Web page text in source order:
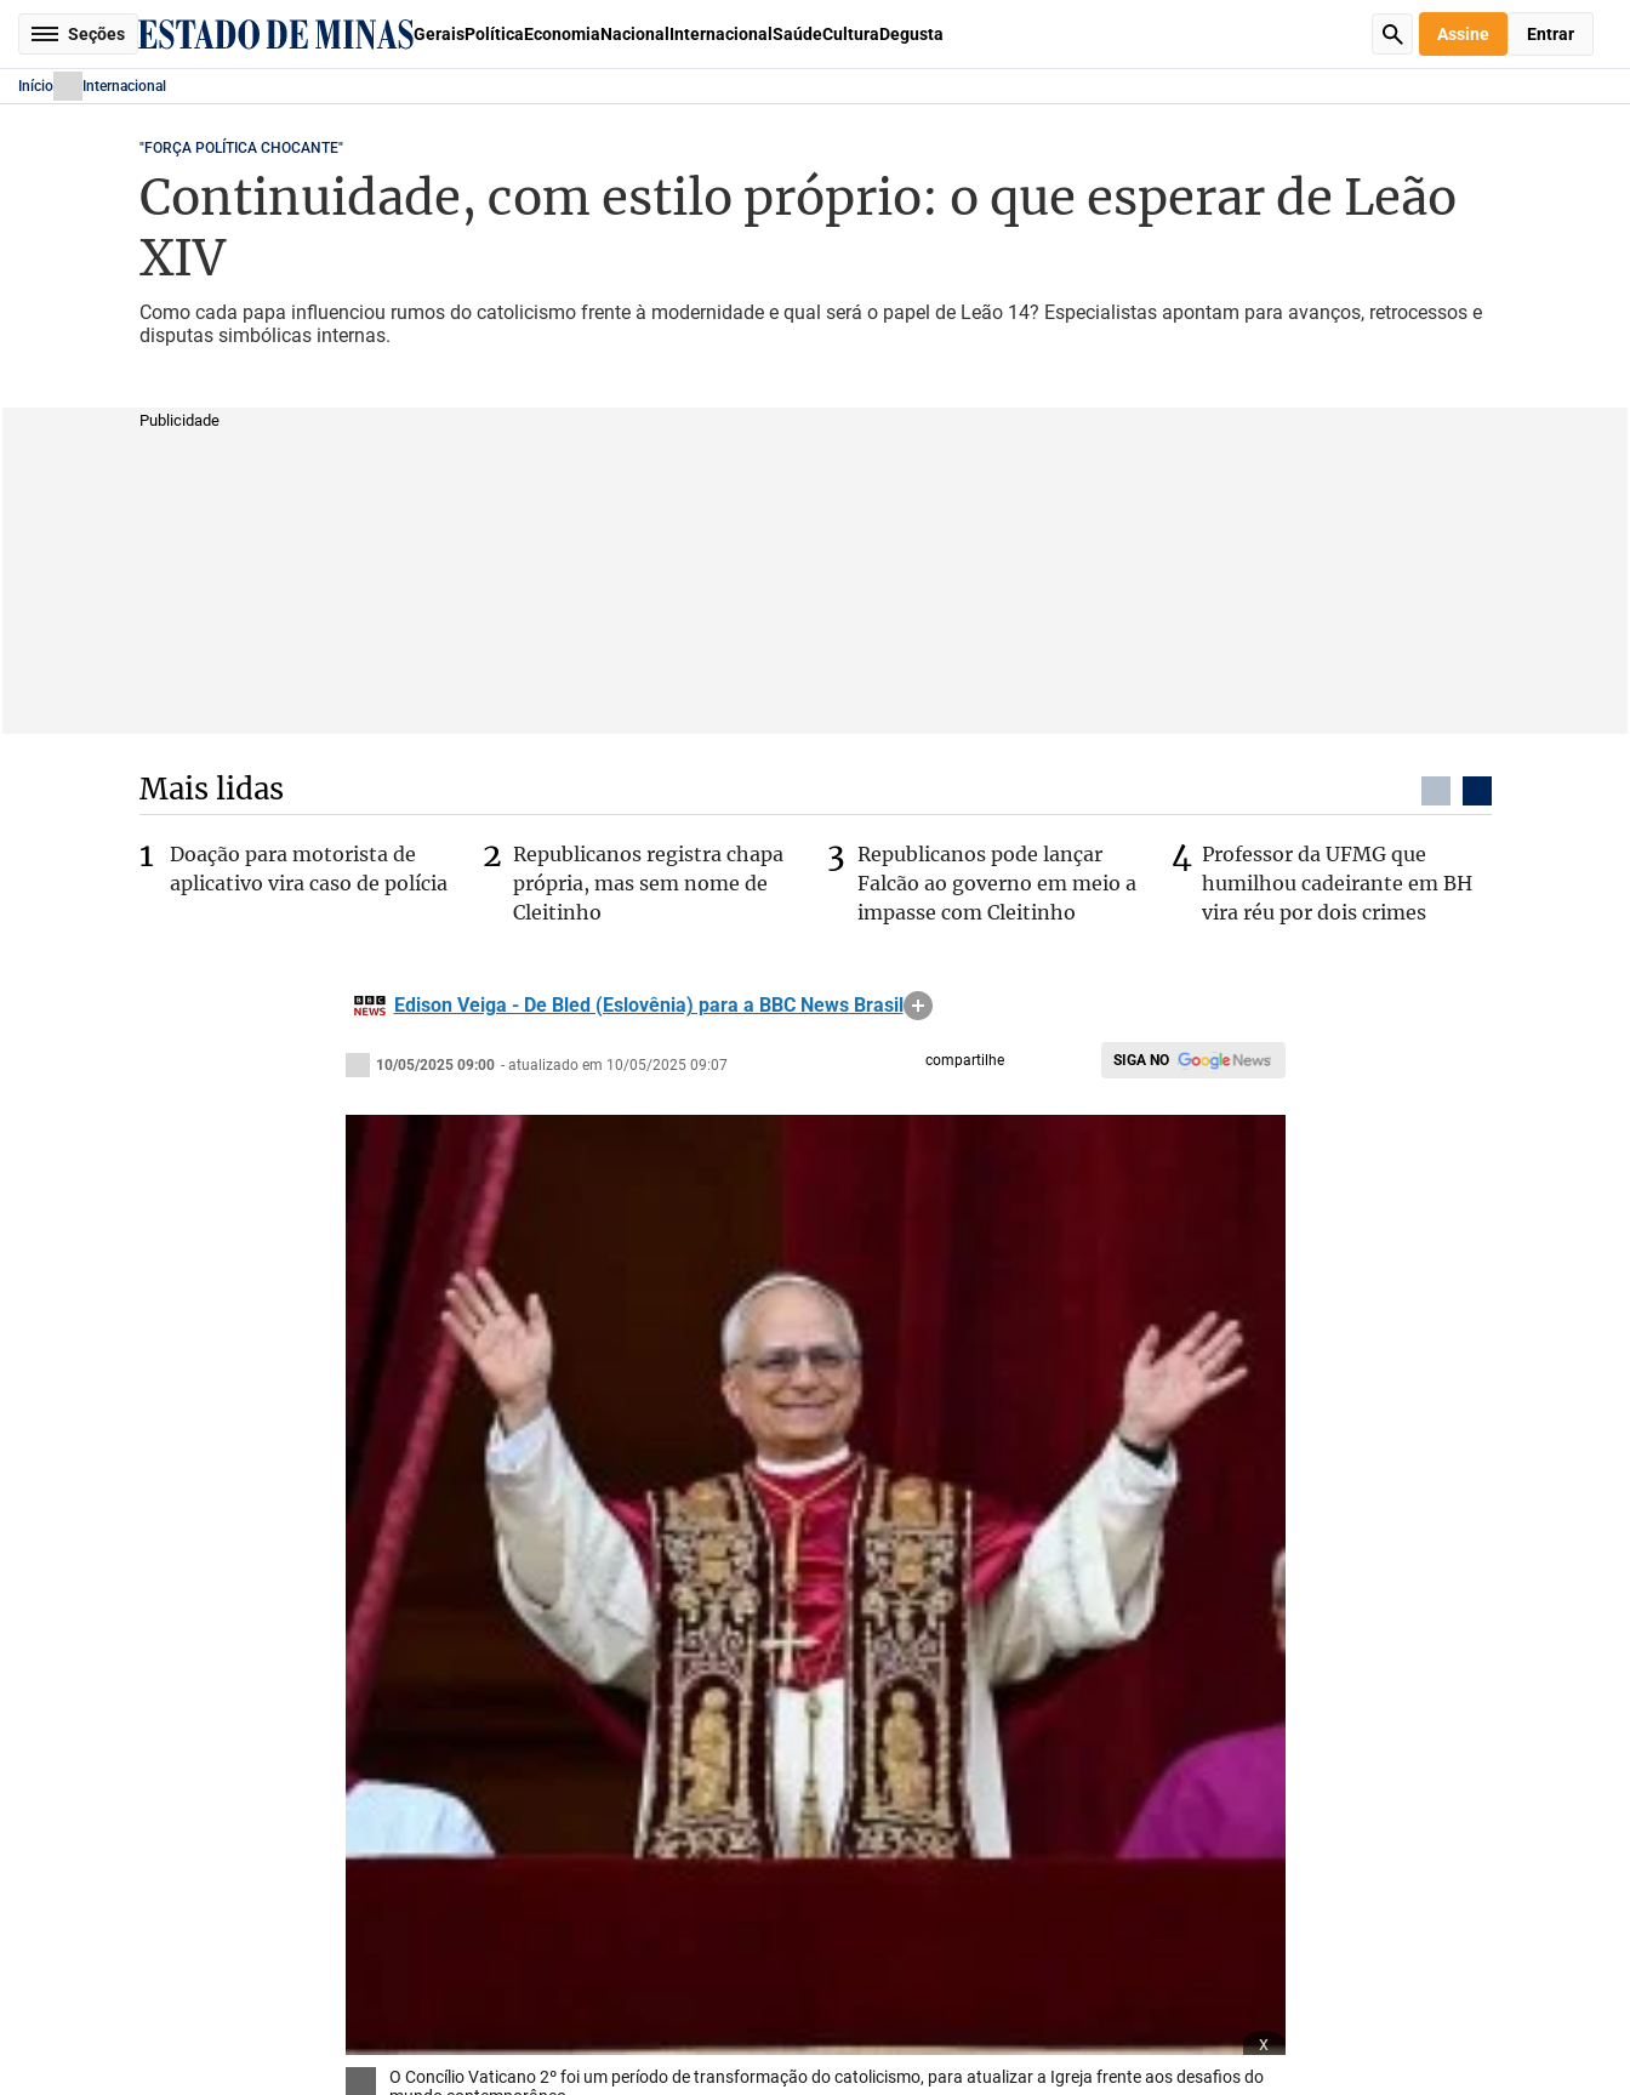
Seções GeraisPolíticaEconomiaNacional Internacional SaúdeCulturaDegusta Assine Entrar
Início Internacional
"FORÇA POLÍTICA CHOCANTE"
Continuidade, com estilo próprio: o que esperar de Leão
XIV
Como cada papa influenciou rumos do catolicismo frente à modernidade e qual será o papel de Leão 14? Especialistas apontam para avanços, retrocessos e
disputas simbólicas internas.
Publicidade
Mais lidas
Doação para motorista de
aplicativo vira caso de polícia
Republicanos registra chapa
própria, mas sem nome de
Cleitinho
Republicanos pode lançar
Falcão ao governo em meio a
impasse com Cleitinho
Professor da UFMG que
humilhou cadeirante em BH
vira réu por dois crimes
Edison Veiga - De Bled (Eslovênia) para a BBC News Brasil
10/05/2025 09:00 - atualizado em 10/05/2025 09:07 compartilhe SIGA NO
x
O Concílio Vaticano 2º foi um período de transformação do catolicismo, para atualizar a Igreja frente aos desafios do